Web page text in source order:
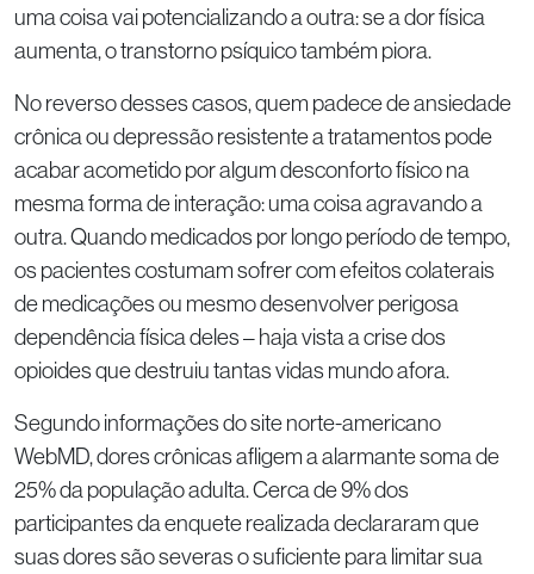
uma coisa vai potencializando a outra: se a dor física
aumenta, o transtorno psíquico também piora.
No reverso desses casos, quem padece de ansiedade
crônica ou depressão resistente a tratamentos pode
acabar acometido por algum desconforto físico na
mesma forma de interação: uma coisa agravando a
outra. Quando medicados por longo período de tempo,
os pacientes costumam sofrer com efeitos colaterais
de medicações ou mesmo desenvolver perigosa
dependência física deles – haja vista a crise dos
opioides que destruiu tantas vidas mundo afora.
Segundo informações do site norte-americano
WebMD, dores crônicas afligem a alarmante soma de
25% da população adulta. Cerca de 9% dos
participantes da enquete realizada declararam que
suas dores são severas o suficiente para limitar sua